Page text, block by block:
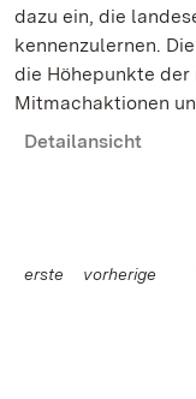
dazu ein, die
kennenzulernen.
die Höhepunkte der
Mitmachaktionen
Detailansicht
erste vorherige